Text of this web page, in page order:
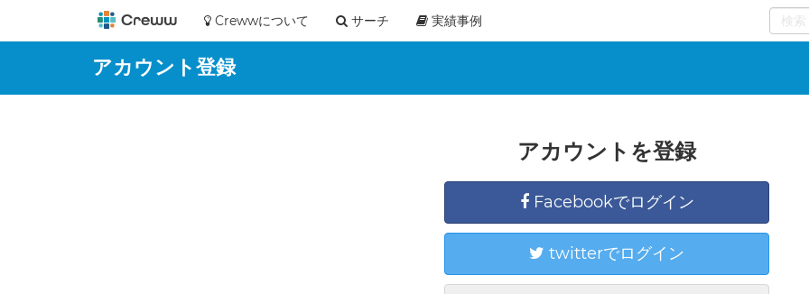
Crewwについて サーチ 実績事例
0
アカウント登録
アカウントを登録
Facebookでログイン
twitterでログイン